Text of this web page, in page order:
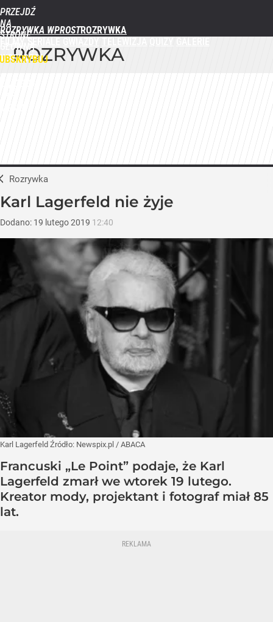
PRZEJDŹ
NA
STRONĘ
GŁÓWNĄ
WPROST.PL
ROZRYWKA WPROST
ROZRYWKA
Rozrywka
Karl Lagerfeld nie żyje
Dodano: 19 lutego2019 12:40
Karl Lagerfeld Źródło: Newspix.pl / ABACA
Francuski „Le Point” podaje, że Karl
Lagerfeld zmarł we wtorek 19 lutego.
Kreator mody, projektant i fotograf miał 85
lat.